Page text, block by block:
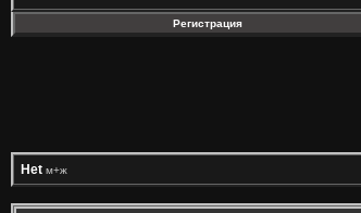
Регистрация
Het м+ж